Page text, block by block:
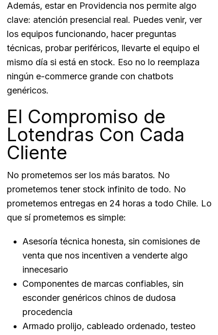
Además, estar en Providencia nos permite algo
clave: atención presencial real. Puedes venir, ver
los equipos funcionando, hacer preguntas
técnicas, probar periféricos, llevarte el equipo el
mismo día si está en stock. Eso no lo reemplaza
ningún e-commerce grande con chatbots
genéricos.
El Compromiso de
Lotendras Con Cada
Cliente
No prometemos ser los más baratos. No
prometemos tener stock infinito de todo. No
prometemos entregas en 24 horas a todo Chile. Lo
que sí prometemos es simple:
Asesoría técnica honesta, sin comisiones de
venta que nos incentiven a venderte algo
innecesario
Componentes de marcas confiables, sin
esconder genéricos chinos de dudosa
procedencia
Armado prolijo, cableado ordenado, testeo